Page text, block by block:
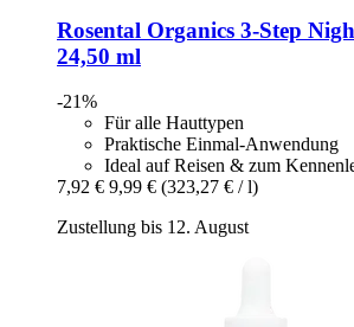
Rosental Organics 3-​Step
24,50 ml
-21%
Für alle Hauttypen
Praktische Einmal-Anwendung
Ideal auf Reisen & zum
7,92 € 9,99 € (323,27 € / l)
Zustellung bis 12. August